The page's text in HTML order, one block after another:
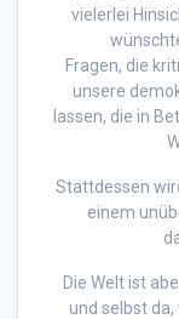
vielerlei
Fragen, die
unsere
lassen, die in
Stattdessen
einem
Die Welt ist
und selbst